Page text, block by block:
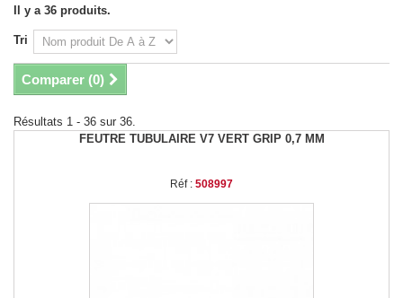
Il y a 36 produits.
Tri
Comparer (0)
Résultats 1 - 36 sur 36.
FEUTRE TUBULAIRE V7 VERT GRIP 0,7 MM
Réf : 508997